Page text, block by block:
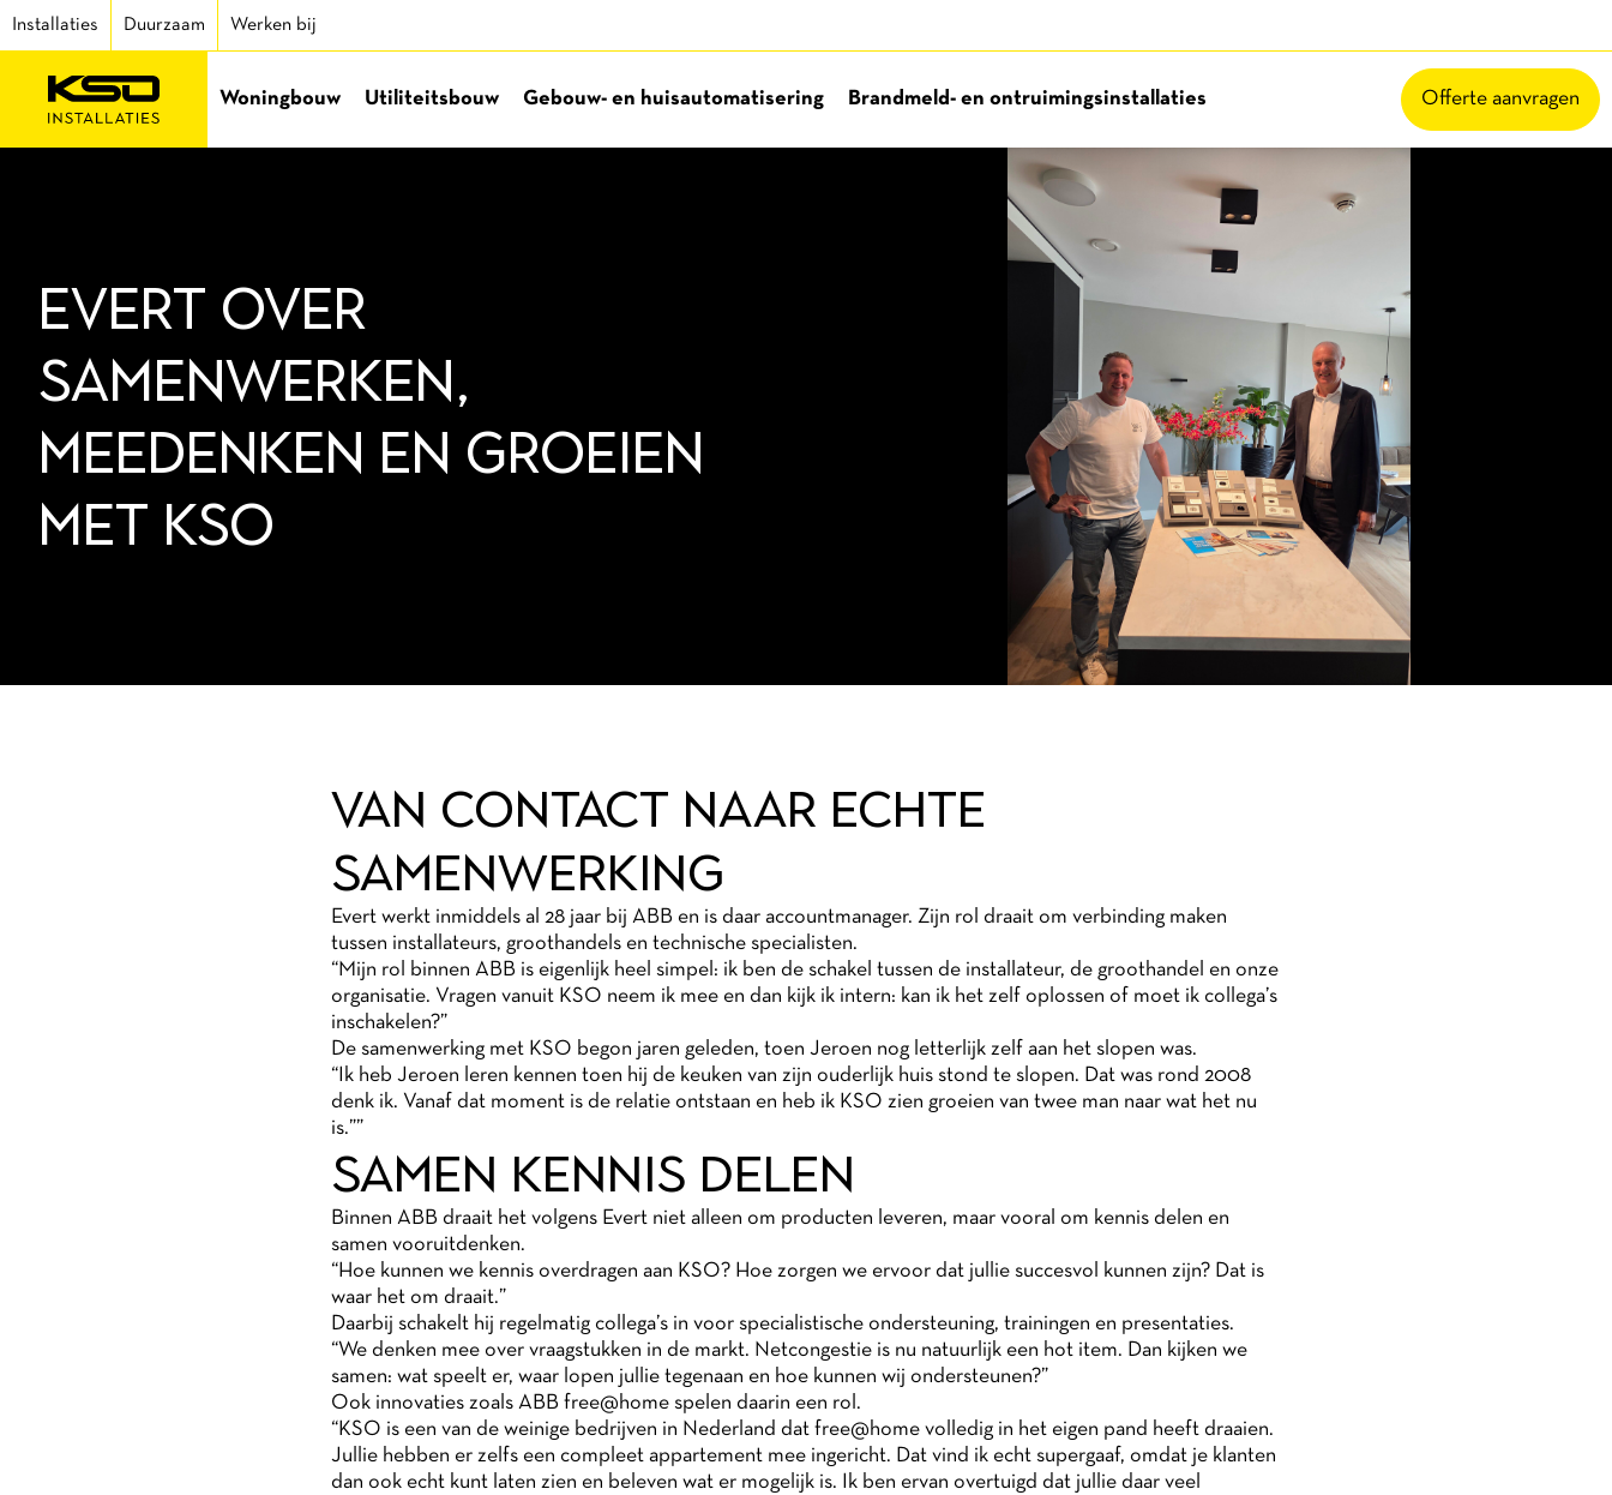
Installaties Duurzaam Werken bij
Woningbouw Utiliteitsbouw Gebouw- en huisautomatisering Brandmeld- en ontruimingsinstallaties Offerte aanvragen
EVERT OVER
SAMENWERKEN,
MEEDENKEN EN GROEIEN
MET KSO
VAN CONTACT NAAR ECHTE
SAMENWERKING
Evert werkt inmiddels al 28 jaar bij ABB en is daar accountmanager. Zijn rol draait om verbinding maken
tussen installateurs, groothandels en technische specialisten.
“Mijn rol binnen ABB is eigenlijk heel simpel: ik ben de schakel tussen de installateur, de groothandel en onze
organisatie. Vragen vanuit KSO neem ik mee en dan kijk ik intern: kan ik het zelf oplossen of moet ik collega’s
inschakelen?”
De samenwerking met KSO begon jaren geleden, toen Jeroen nog letterlijk zelf aan het slopen was.
“Ik heb Jeroen leren kennen toen hij de keuken van zijn ouderlijk huis stond te slopen. Dat was rond 2008
denk ik. Vanaf dat moment is de relatie ontstaan en heb ik KSO zien groeien van twee man naar wat het nu
is.””
SAMEN KENNIS DELEN
Binnen ABB draait het volgens Evert niet alleen om producten leveren, maar vooral om kennis delen en
samen vooruitdenken.
“Hoe kunnen we kennis overdragen aan KSO? Hoe zorgen we ervoor dat jullie succesvol kunnen zijn? Dat is
waar het om draait.”
Daarbij schakelt hij regelmatig collega’s in voor specialistische ondersteuning, trainingen en presentaties.
“We denken mee over vraagstukken in de markt. Netcongestie is nu natuurlijk een hot item. Dan kijken we
samen: wat speelt er, waar lopen jullie tegenaan en hoe kunnen wij ondersteunen?”
Ook innovaties zoals ABB free@home spelen daarin een rol.
“KSO is een van de weinige bedrijven in Nederland dat free@home volledig in het eigen pand heeft draaien.
Jullie hebben er zelfs een compleet appartement mee ingericht. Dat vind ik echt supergaaf, omdat je klanten
dan ook echt kunt laten zien en beleven wat er mogelijk is. Ik ben ervan overtuigd dat jullie daar veel